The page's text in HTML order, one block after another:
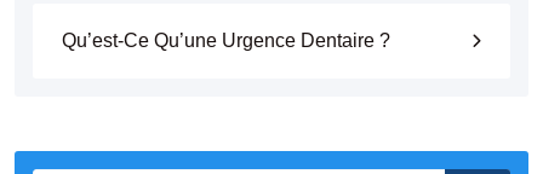
Qu’est-Ce Qu’une Urgence Dentaire ?